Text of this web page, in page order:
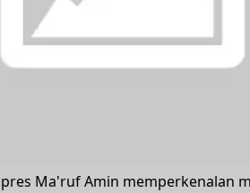
Ma'ruf Amin memperkenalan